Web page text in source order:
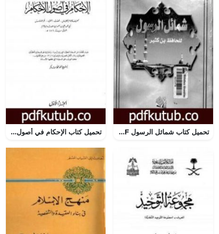
تحميل كتاب شمائل الرسول PDF تأليف ابن كثير مجانا [كامل] تحميل كتاب الإحكام في أصول الأحكام – الجزء الأول PDF تأليف ابن حزم الأندلسي مجانا [كامل]